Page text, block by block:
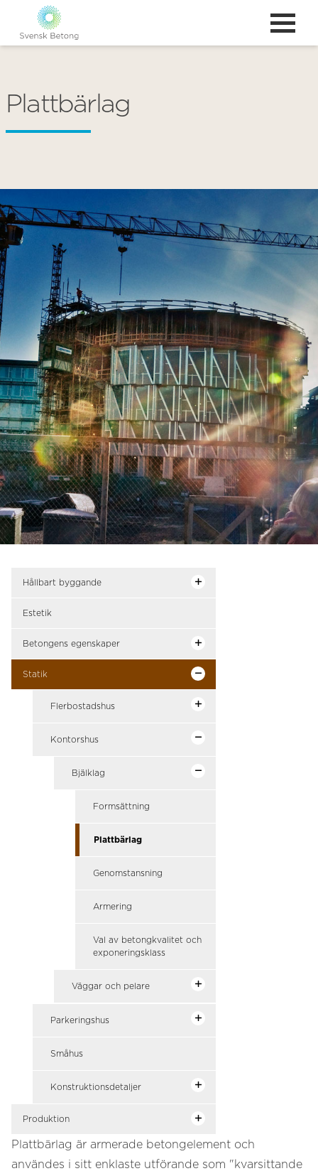
Plattbärlag
Hållbart byggande
Estetik
Betongens egenskaper
Statik
Flerbostadshus
Kontorshus
Bjälklag
Formsättning
Plattbärlag
Genomstansning
Armering
Val av betongkvalitet och
exponeringsklass
Väggar och pelare
Parkeringshus
Småhus
Konstruktionsdetaljer
Produktion
Plattbärlag är armerade betongelement och
användes i sitt enklaste utförande som "kvarsittande